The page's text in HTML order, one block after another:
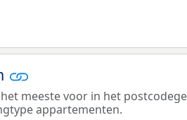
meeste voor in het
appartementen.